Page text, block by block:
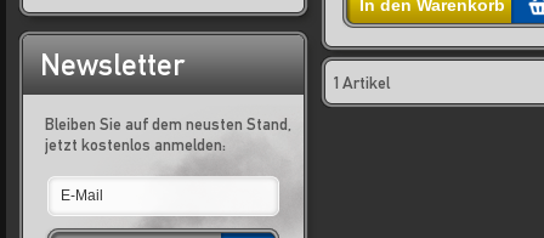
Newsletter
Bleiben Sie auf dem neusten Stand,
jetzt kostenlos anmelden:
In den Warenkorb
1 Artikel